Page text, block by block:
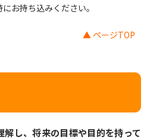
お持ち込みください。
▲ ページTOP
し、将来の目標や目的を持って